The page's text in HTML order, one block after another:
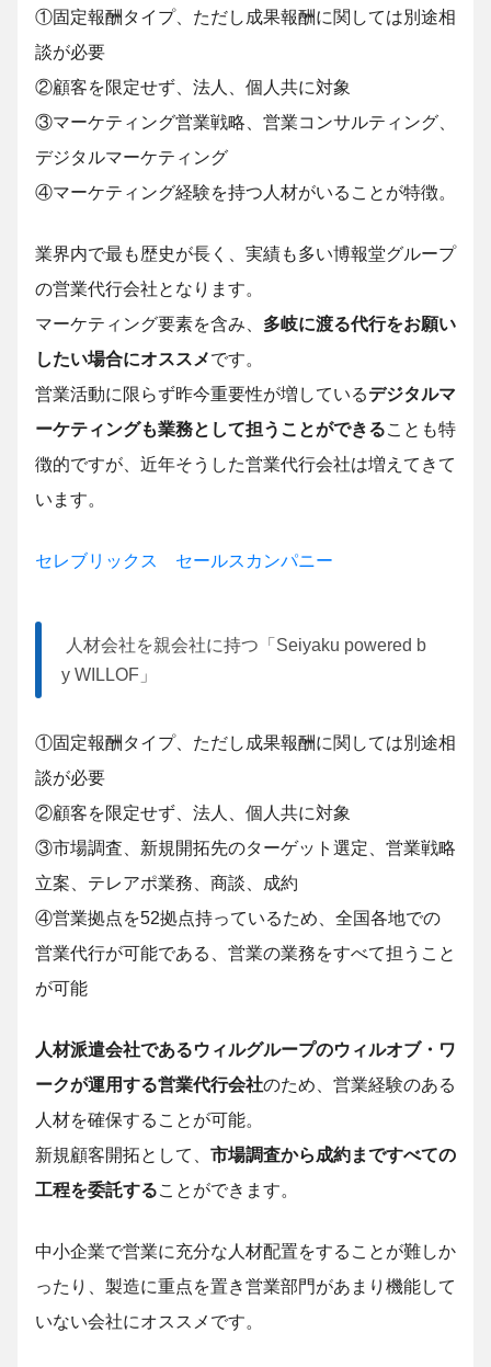
①固定報酬タイプ、ただし成果報酬に関しては別途相
談が必要
②顧客を限定せず、法人、個人共に対象
③マーケティング営業戦略、営業コンサルティング、
デジタルマーケティング
④マーケティング経験を持つ人材がいることが特徴。
業界内で最も歴史が長く、実績も多い博報堂グループ
の営業代行会社となります。
マーケティング要素を含み、 多岐に渡る代行をお願い
したい場合にオススメです。
営業活動に限らず昨今重要性が増しているデジタルマ
ーケティングも業務として担うことができることも特
徴的ですが、近年そうした営業代行会社は増えてきて
います。
セレブリックス セールスカンパニー
人材会社を親会社に持つ「Seiyaku powered b
y WILLOF」
①固定報酬タイプ、ただし成果報酬に関しては別途相
談が必要
②顧客を限定せず、法人、個人共に対象
③市場調査、新規開拓先のターゲット選定、営業戦略
立案、テレアポ業務、商談、成約
④営業拠点を52拠点持っているため、全国各地での
営業代行が可能である、営業の業務をすべて担うこと
が可能
人材派遣会社であるウィルグループのウィルオブ・ワ
ークが運用する営業代行会社のため、営業経験のある
人材を確保することが可能。
新規顧客開拓として、 市場調査から成約まですべての
工程を委託することができます。
中小企業で営業に充分な人材配置をすることが難しか
ったり、製造に重点を置き営業部門があまり機能して
いない会社にオススメです。